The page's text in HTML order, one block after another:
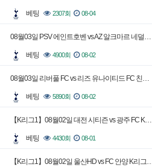
베팅 2307회 08-04
08월03일 PSV 에인트호벤 vs AZ 알크마르 네덜…
베팅 4900회 08-02
08월03일 리버풀 FC vs 리즈 유나이티드 FC 친…
베팅 5890회 08-02
【K리그1】08월02일 대전 시티즌 vs 광주 FC K…
베팅 4430회 08-01
【K리그1】08월02일 울산HD vs FC 안양 K리그